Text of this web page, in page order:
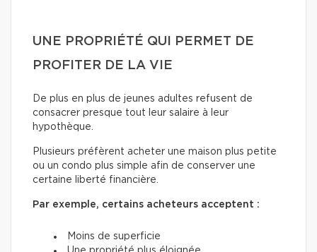
UNE PROPRIÉTÉ QUI PERMET DE
PROFITER DE LA VIE
De plus en plus de jeunes adultes refusent de
consacrer presque tout leur salaire à leur
hypothèque.
Plusieurs préfèrent acheter une maison plus petite
ou un condo plus simple afin de conserver une
certaine liberté financière.
Par exemple, certains acheteurs acceptent :
Moins de superficie